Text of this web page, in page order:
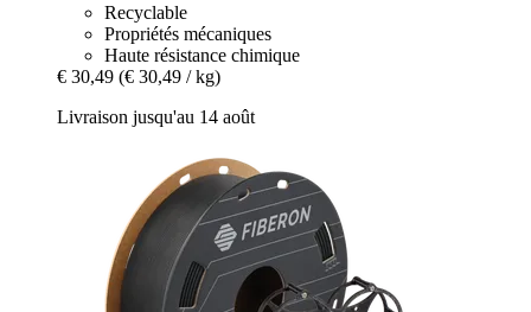
Recyclable
Propriétés mécaniques
Haute résistance chimique
€ 30,49 (€ 30,49 / kg)
Livraison jusqu'au 14 août